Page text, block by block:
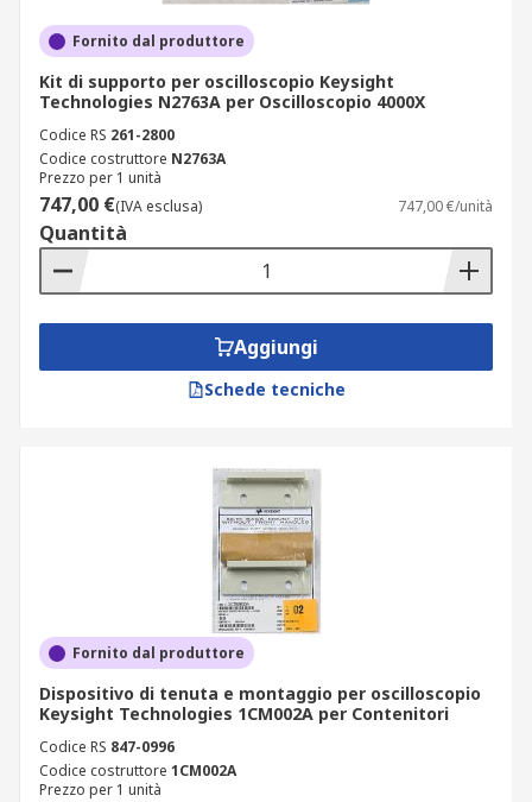
Fornito dal produttore
Kit di supporto per oscilloscopio Keysight
Technologies N2763A per Oscilloscopio 4000X
Codice RS 261-2800
Codice costruttore N2763A
Prezzo per 1 unità
747,00 €(IVA esclusa) 747,00 €/unità
Quantità
Aggiungi
Schede tecniche
Fornito dal produttore
Dispositivo di tenuta e montaggio per oscilloscopio
Keysight Technologies 1CM002A per Contenitori
Codice RS 847-0996
Codice costruttore 1CM002A
Prezzo per 1 unità